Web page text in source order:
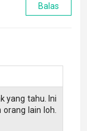
Balas
yang tahu. Ini
lain loh.